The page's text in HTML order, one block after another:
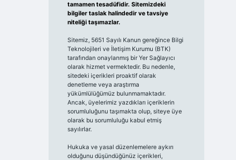
tamamen tesadüfidir. Sitemizdeki
bilgiler taslak halindedir ve tavsiye
niteliği taşımazlar.
Sitemiz, 5651 Sayılı Kanun gereğince Bilgi
Teknolojileri ve İletişim Kurumu (BTK)
tarafından onaylanmış bir Yer Sağlayıcı
olarak hizmet vermektedir. Bu nedenle,
sitedeki içerikleri proaktif olarak
denetleme veya araştırma
yükümlülüğümüz bulunmamaktadır.
Ancak, üyelerimiz yazdıkları içeriklerin
sorumluluğunu taşımakta olup, siteye üye
olarak bu sorumluluğu kabul etmiş
sayılırlar.
Hukuka ve yasal düzenlemelere aykırı
olduğunu düşündüğünüz içerikleri,